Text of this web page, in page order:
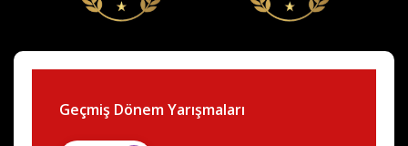
Geçmiş Dönem Yarışmaları